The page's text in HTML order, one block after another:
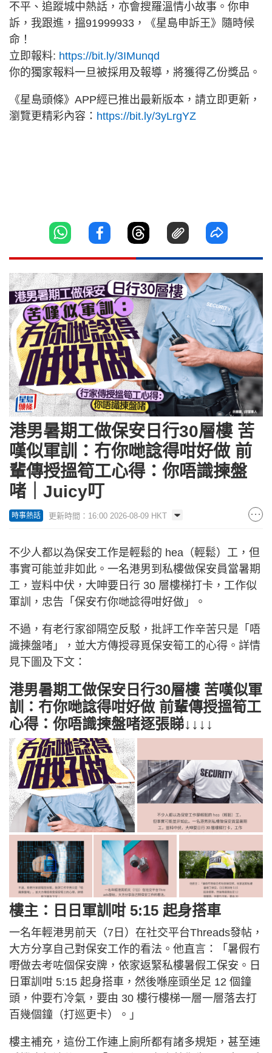
不平、追蹤城中熱話，亦會搜羅溫情小故事。你申
訴，我跟進，搵91999933，《星島申訴王》隨時候
命！
立即報料: https://bit.ly/3IMunqd
你的獨家報料一旦被採用及報導，將獲得乙份獎品。
《星島頭條》APP經已推出最新版本，請立即更新，
瀏覽更精彩內容： https://bit.ly/3yLrgYZ
港男暑期工做保安日行30層樓 苦
嘆似軍訓：冇你哋諗得咁好做 前
輩傳授搵筍工心得：你唔識揀盤
啫｜Juicy叮
時事熱話 更新時間：16:00 2026-08-09 HKT
不少人都以為保安工作是輕鬆的 hea（輕鬆）工，但
事實可能並非如此。一名港男到私樓做保安員當暑期
工，豈料中伏，大呻要日行 30 層樓梯打卡，工作似
軍訓，忠告「保安冇你哋諗得咁好做」。
不過，有老行家卻隔空反駁，批評工作辛苦只是「唔
識揀盤啫」，並大方傳授尋覓保安筍工的心得。詳情
見下圖及下文：
港男暑期工做保安日行30層樓 苦嘆似軍
訓：冇你哋諗得咁好做 前輩傳授搵筍工
心得：你唔識揀盤啫逐張睇↓↓↓↓
樓主：日日軍訓咁 5:15 起身搭車
一名年輕港男前天（7日）在社交平台Threads發帖，
大方分享自己對保安工作的看法。他直言：「暑假冇
嘢做去考咗個保安牌，依家返緊私樓暑假工保安。日
日軍訓咁 5:15 起身搭車，然後喺座頭坐足 12 個鐘
頭，仲要冇冷氣，要由 30 樓行樓梯一層一層落去打
百幾個鐘（打巡更卡）。」
樓主補充，這份工作連上廁所都有諸多規矩，甚至連